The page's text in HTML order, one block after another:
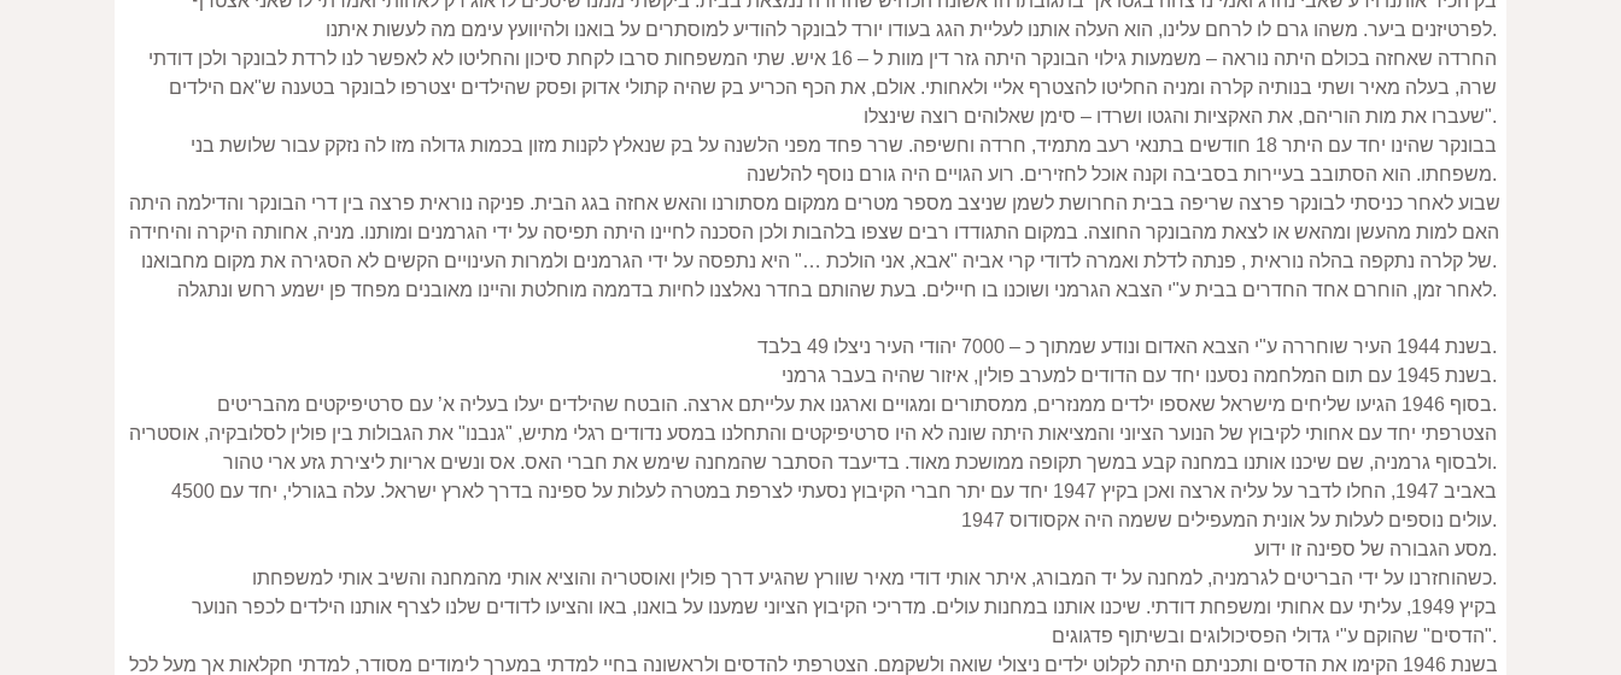
לפרטיזנים ביער. משהו גרם לו לרחם עלינו, הוא העלה אותנו לעליית הגג בעודו יורד לבונקר להודיע למוסתרים על בואנו ולהיוועץ עימם מה לעשות איתנו.
שעברו את מות הוריהם, את האקציות והגטו ושרדו – סימן שאלוהים רוצה שינצלו".
משפחתו. הוא הסתובב בעיירות בסביבה וקנה אוכל לחזירים. רוע הגויים היה גורם נוסף להלשנה.
של קלרה נתקפה בהלה נוראית , פנתה לדלת ואמרה לדודי קרי אביה "אבא, אני הולכת …" היא נתפסה על ידי הגרמנים ולמרות העינויים הקשים לא הסגירה את מקום מחבואנו.
לאחר זמן, הוחרם אחד החדרים בבית ע"י הצבא הגרמני ושוכנו בו חיילים. בעת שהותם בחדר נאלצנו לחיות בדממה מוחלטת והיינו מאובנים מפחד פן ישמע רחש ונתגלה.
בשנת 1944 העיר שוחררה ע"י הצבא האדום ונודע שמתוך כ – 7000 יהודי העיר ניצלו 49 בלבד.
בשנת 1945 עם תום המלחמה נסענו יחד עם הדודים למערב פולין, איזור שהיה בעבר גרמני.
בסוף 1946 הגיעו שליחים מישראל שאספו ילדים ממנזרים, ממסתורים ומגויים וארגנו את עלייתם ארצה. הובטח שהילדים יעלו בעליה א’ עם סרטיפיקטים מהבריטים.
ולבסוף גרמניה, שם שיכנו אותנו במחנה קבע במשך תקופה ממושכת מאוד. בדיעבד הסתבר שהמחנה שימש את חברי האס. אס ונשים אריות ליצירת גזע ארי טהור.
באביב 1947, החלו לדבר על עליה ארצה ואכן בקיץ 1947 יחד עם יתר חברי הקיבוץ נסעתי לצרפת במטרה לעלות על ספינה בדרך לארץ ישראל. עלה בגורלי, יחד עם 4500
עולים נוספים לעלות על אונית המעפילים ששמה היה אקסודוס 1947.
מסע הגבורה של ספינה זו ידוע.
כשהוחזרנו על ידי הבריטים לגרמניה, למחנה על יד המבורג, איתר אותי דודי מאיר שוורץ שהגיע דרך פולין ואוסטריה והוציא אותי מהמחנה והשיב אותי למשפחתו.
בקיץ 1949, עליתי עם אחותי ומשפחת דודתי. שיכנו אותנו במחנות עולים. מדריכי הקיבוץ הציוני שמענו על בואנו, באו והציעו לדודים שלנו לצרף אותנו הילדים לכפר הנוער
"הדסים" שהוקם ע"י גדולי הפסיכולוגים ובשיתוף פדגוגים.